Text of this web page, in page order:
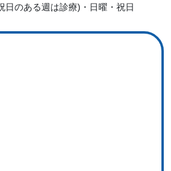
日のある週は診療)・日曜・祝日